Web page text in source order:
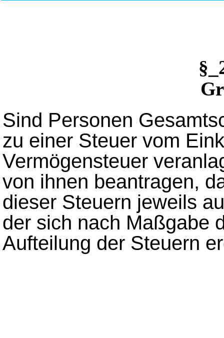
Sind Personen
zu einer Steuer vom
Vermögensteuer
von ihnen beantragen,
dieser Steuern jeweils
der sich nach Maßgabe
Aufteilung der Steuern